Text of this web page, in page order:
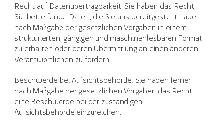
Recht auf Datenübertragbarkeit: Sie haben das Recht,
Sie betreffende Daten, die Sie uns bereitgestellt haben,
nach Maßgabe der gesetzlichen Vorgaben in einem
strukturierten, gängigen und maschinenlesbaren Format
zu erhalten oder deren Übermittlung an einen anderen
Verantwortlichen zu fordern.
Beschwerde bei Aufsichtsbehörde: Sie haben ferner
nach Maßgabe der gesetzlichen Vorgaben das Recht,
eine Beschwerde bei der zuständigen
Aufsichtsbehörde einzureichen.